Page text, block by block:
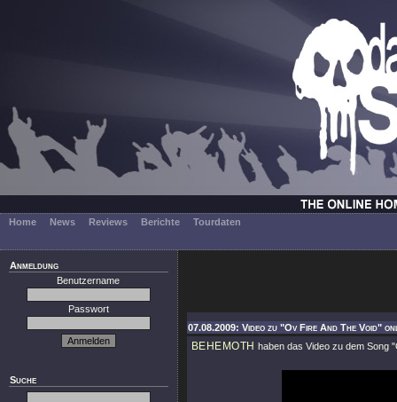
Home News Reviews Berichte Tourdaten
Anmeldung
Benutzername
Passwort
Suche
07.08.2009: Video zu "Ov Fire And The Void"
BEHEMOTH haben das Video zu dem Song